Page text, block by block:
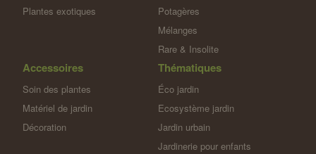
Plantes exotiques
Potagères
Mélanges
Rare & Insolite
Accessoires
Soin des plantes
Matériel de jardin
Décoration
Thématiques
Éco jardin
Ecosystème jardin
Jardin urbain
Jardinerie pour enfants